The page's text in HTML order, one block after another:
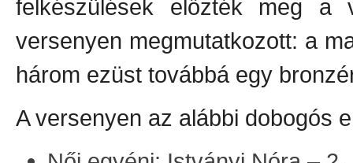
felkészülések előzték meg a
versenyen megmutatkozott: a
három ezüst továbbá egy
A versenyen az alábbi dobogós